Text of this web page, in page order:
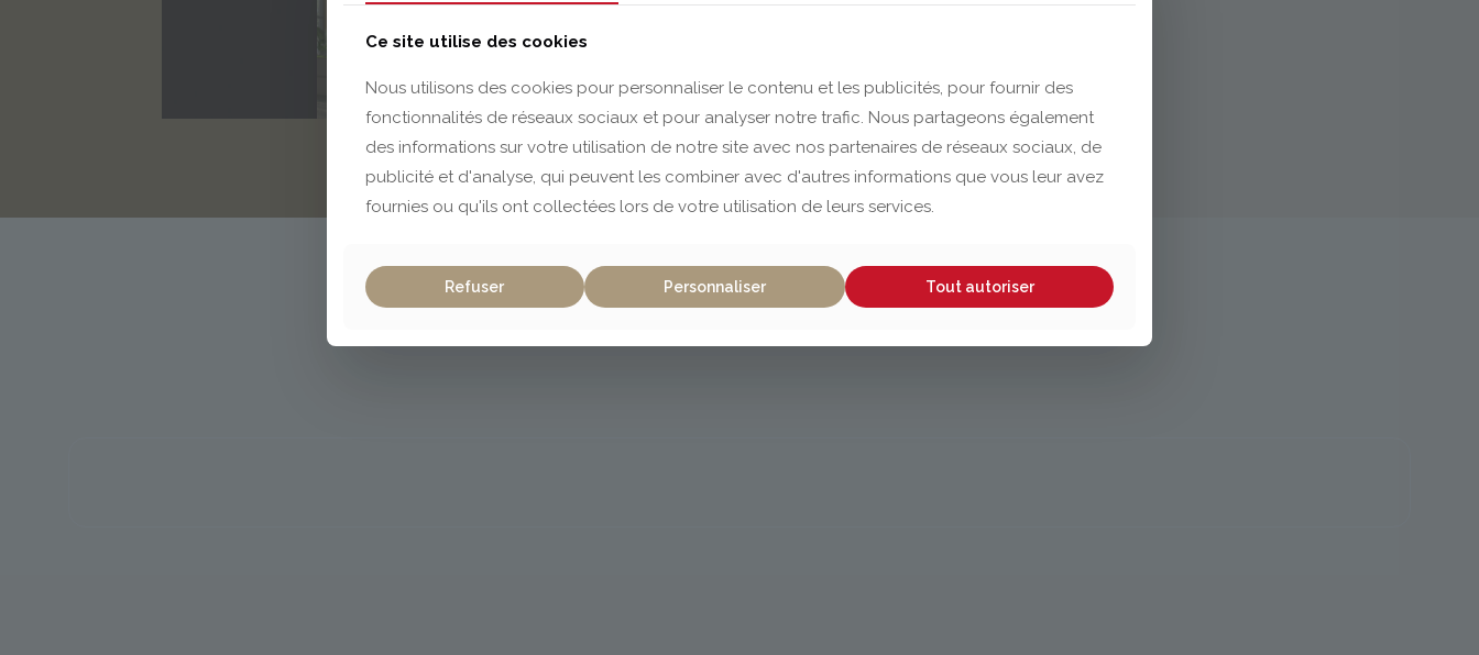
Ce site utilise des cookies
Nous utilisons des cookies pour personnaliser le contenu et les publicités, pour fournir des
fonctionnalités de réseaux sociaux et pour analyser notre trafic. Nous partageons également
des informations sur votre utilisation de notre site avec nos partenaires de réseaux sociaux, de
publicité et d'analyse, qui peuvent les combiner avec d'autres informations que vous leur avez
fournies ou qu'ils ont collectées lors de votre utilisation de leurs services.
Refuser Personnaliser Tout autoriser